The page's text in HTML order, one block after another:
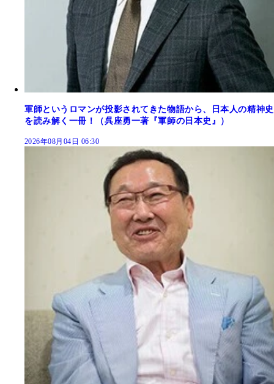
軍師というロマンが投影されてきた物語から、日本人の精神史
を読み解く一冊！（呉座勇一著『軍師の日本史』）
2026年08月04日 06:30